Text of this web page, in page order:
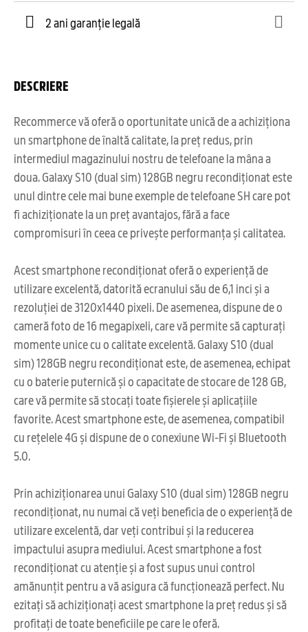
2 ani garanție legală
DESCRIERE
Recommerce vă oferă o oportunitate unică de a achiziționa
un smartphone de înaltă calitate, la preț redus, prin
intermediul magazinului nostru de telefoane la mâna a
doua. Galaxy S10 (dual sim) 128GB negru recondiționat este
unul dintre cele mai bune exemple de telefoane SH care pot
fi achiziționate la un preț avantajos, fără a face
compromisuri în ceea ce privește performanța și calitatea.
Acest smartphone recondiționat oferă o experiență de
utilizare excelentă, datorită ecranului său de 6,1 inci și a
rezoluției de 3120x1440 pixeli. De asemenea, dispune de o
cameră foto de 16 megapixeli, care vă permite să capturați
momente unice cu o calitate excelentă. Galaxy S10 (dual
sim) 128GB negru recondiționat este, de asemenea, echipat
cu o baterie puternică și o capacitate de stocare de 128 GB,
care vă permite să stocați toate fișierele și aplicațiile
favorite. Acest smartphone este, de asemenea, compatibil
cu rețelele 4G și dispune de o conexiune Wi-Fi și Bluetooth
5.0.
Prin achiziționarea unui Galaxy S10 (dual sim) 128GB negru
recondiționat, nu numai că veți beneficia de o experiență de
utilizare excelentă, dar veți contribui și la reducerea
impactului asupra mediului. Acest smartphone a fost
recondiționat cu atenție și a fost supus unui control
amănunțit pentru a vă asigura că funcționează perfect. Nu
ezitați să achiziționați acest smartphone la preț redus și să
profitați de toate beneficiile pe care le oferă.